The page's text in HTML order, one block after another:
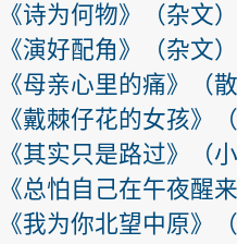
《诗为何物》（杂文
《演好配角》（杂文
《母亲心里的痛》（
《戴棘仔花的女孩》
《其实只是路过》（
《总怕自己在午夜醒
《我为你北望中原》